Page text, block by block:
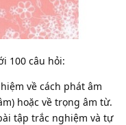
100 câu hỏi:
về cách phát âm
hoặc về trọng âm từ.
tập trắc nghiệm và tự